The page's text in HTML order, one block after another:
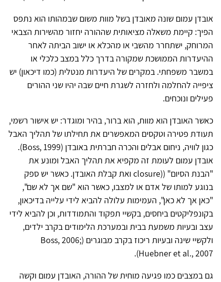
אובדן עמום שונה מאובדן בשל מוות משום שבמהותו הוא נתפס
הפיך: קיימת משאלה מציאותית שההורה יחזור מהשירות הצבאי
המרוחק, ישתחרר מהשבי או מהכלא או ישוב הביתה לאחר
ההיעדרות הממושכת שמקורה בדרך כלל במצב כלכלי או
במשבר משפחתי. במקרים של היעדרות מנטלית (כמו דיכאון) יש
ציפייה להחלמה ולחזרה לשגרת חיים שבה יהיו שני ההורים
פעילים ונוכחים.
כאשר האובדן הוא מוות, הוא ברור, בהיר ומוגדר: יש אישור רשמי,
תעודת פטירה וטקסים המאפשרים את תחילתו של תהליך האבל
כגון לוויה, ניחום אבלים והכרה חברתית באובדן (Boss, 1999).
אובדן עמום לעומת זה מקפיא את תהליך האבל ומונע את
"הבנת הסיום" ((closure ואת קבלת האובדן. כאשר יש ספק
בנוגע למותו של אדם או למצבו, כאשר הוא "שם אך לא שם",
"כאן אך לא כאן", העמימות עלולה להביא לידי עלייה בדיכאון,
בקונפליקטים ביחסים, בקשיי תפקוד והתמודדות, וכן להביא לידי
עצב ובעיות משמעת בבית ובמערכת הלימודים בקרב ילדים,
ולקשיי שינה ובעיות ריכוז בקרב מבוגרים (Boss, 2006;
Huebner et al., 2007).
גם במצבים כמו פגיעה מוחית של ההורה, האובדן עמום וקשה